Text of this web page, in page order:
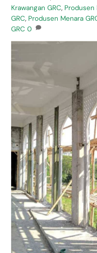
Krawangan GRC, Produsen
GRC, Produsen Menara
GRC 0